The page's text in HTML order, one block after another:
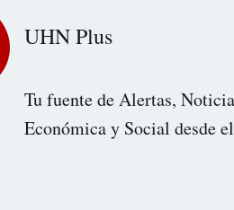
UHN Plus
Tu fuente de Alertas,
Económica y Social desde